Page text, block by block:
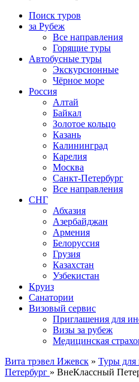
Поиск туров
за Рубеж
Все направления
Горящие туры
Автобусные туры
Экскурсионные
Чёрное море
Россия
Алтай
Байкал
Золотое кольцо
Казань
Калининград
Карелия
Москва
Санкт-Петербург
Все направления
СНГ
Абхазия
Азербайджан
Армения
Белоруссия
Грузия
Казахстан
Узбекистан
Круиз
Санатории
Визовый сервис
Приглашения для
Визы за рубеж
Медицинская
Вита трэвел Ижевск » Туры для
Петербург » ВнеКлассный